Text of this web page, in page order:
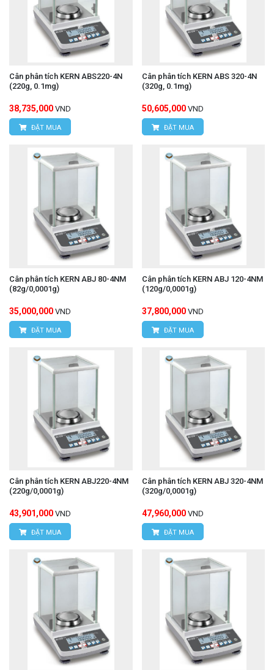
Cân phân tích KERN ABS220-4N
(220g, 0.1mg)
38,735,000 VND
ĐẶT MUA
Cân phân tích KERN ABS 320-4N
(320g, 0.1mg)
50,605,000 VND
ĐẶT MUA
Cân phân tích KERN ABJ 80-4NM
(82g/0,0001g)
35,000,000 VND
ĐẶT MUA
Cân phân tích KERN ABJ 120-4NM
(120g/0,0001g)
37,800,000 VND
ĐẶT MUA
Cân phân tích KERN ABJ220-4NM
(220g/0,0001g)
43,901,000 VND
ĐẶT MUA
Cân phân tích KERN ABJ 320-4NM
(320g/0,0001g)
47,960,000 VND
ĐẶT MUA